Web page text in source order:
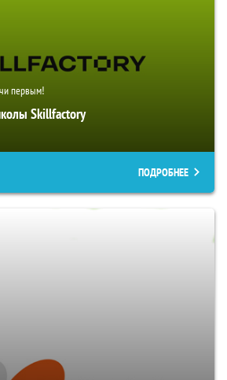
первым!
Skillfactory
ПОДРОБНЕЕ